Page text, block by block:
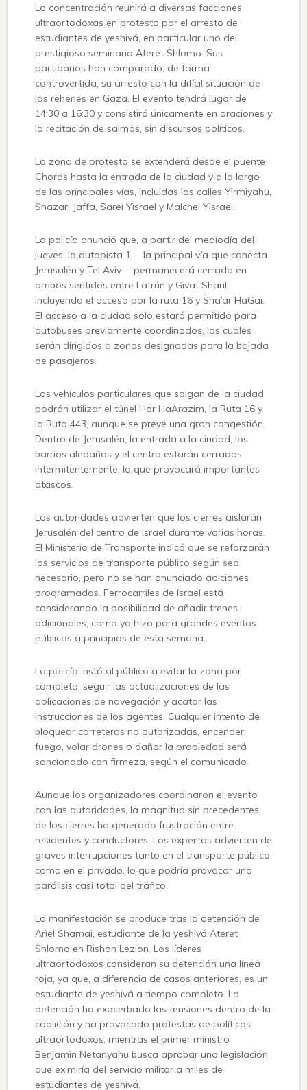
La concentración reunirá a diversas facciones
ultraortodoxas en protesta por el arresto de
estudiantes de yeshivá, en particular uno del
prestigioso seminario Ateret Shlomo. Sus
partidarios han comparado, de forma
controvertida, su arresto con la difícil situación de
los rehenes en Gaza. El evento tendrá lugar de
14:30 a 16:30 y consistirá únicamente en oraciones y
la recitación de salmos, sin discursos políticos.
La zona de protesta se extenderá desde el puente
Chords hasta la entrada de la ciudad y a lo largo
de las principales vías, incluidas las calles Yirmiyahu,
Shazar, Jaffa, Sarei Yisrael y Malchei Yisrael.
La policía anunció que, a partir del mediodía del
jueves, la autopista 1 —la principal vía que conecta
Jerusalén y Tel Aviv— permanecerá cerrada en
ambos sentidos entre Latrún y Givat Shaul,
incluyendo el acceso por la ruta 16 y Sha’ar HaGai.
El acceso a la ciudad solo estará permitido para
autobuses previamente coordinados, los cuales
serán dirigidos a zonas designadas para la bajada
de pasajeros.
Los vehículos particulares que salgan de la ciudad
podrán utilizar el túnel Har HaArazim, la Ruta 16 y
la Ruta 443, aunque se prevé una gran congestión.
Dentro de Jerusalén, la entrada a la ciudad, los
barrios aledaños y el centro estarán cerrados
intermitentemente, lo que provocará importantes
atascos.
Las autoridades advierten que los cierres aislarán
Jerusalén del centro de Israel durante varias horas.
El Ministerio de Transporte indicó que se reforzarán
los servicios de transporte público según sea
necesario, pero no se han anunciado adiciones
programadas. Ferrocarriles de Israel está
considerando la posibilidad de añadir trenes
adicionales, como ya hizo para grandes eventos
públicos a principios de esta semana.
La policía instó al público a evitar la zona por
completo, seguir las actualizaciones de las
aplicaciones de navegación y acatar las
instrucciones de los agentes. Cualquier intento de
bloquear carreteras no autorizadas, encender
fuego, volar drones o dañar la propiedad será
sancionado con firmeza, según el comunicado.
Aunque los organizadores coordinaron el evento
con las autoridades, la magnitud sin precedentes
de los cierres ha generado frustración entre
residentes y conductores. Los expertos advierten de
graves interrupciones tanto en el transporte público
como en el privado, lo que podría provocar una
parálisis casi total del tráfico.
La manifestación se produce tras la detención de
Ariel Shamai, estudiante de la yeshivá Ateret
Shlomo en Rishon Lezion. Los líderes
ultraortodoxos consideran su detención una línea
roja, ya que, a diferencia de casos anteriores, es un
estudiante de yeshivá a tiempo completo. La
detención ha exacerbado las tensiones dentro de la
coalición y ha provocado protestas de políticos
ultraortodoxos, mientras el primer ministro
Benjamin Netanyahu busca aprobar una legislación
que eximiría del servicio militar a miles de
estudiantes de yeshivá.